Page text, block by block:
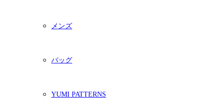
メンズ
バッグ
YUMI PATTERNS